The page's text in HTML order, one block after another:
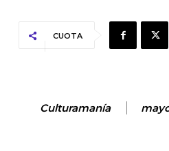
CUOTA
Culturamanía